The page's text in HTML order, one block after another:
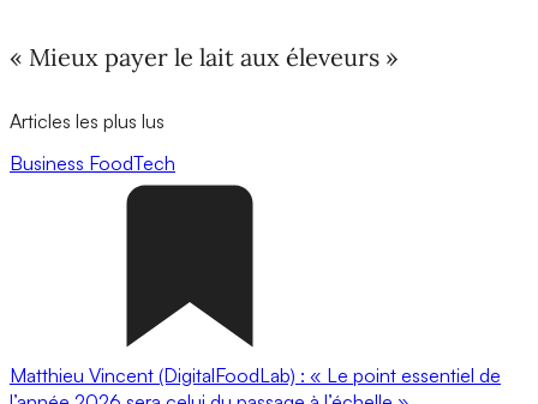
« Mieux payer le lait aux éleveurs »
Articles les plus lus
Business FoodTech
Matthieu Vincent (DigitalFoodLab) : « Le point essentiel de